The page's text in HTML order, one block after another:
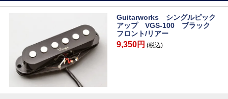
Guitarworks シングルピック
アップ VGS-100 ブラック
フロント/リアー
9,350円 (税込)